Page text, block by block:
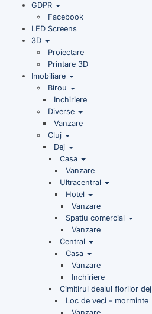
GDPR
Facebook
LED Screens
3D
Proiectare
Printare 3D
Imobiliare
Birou
Inchiriere
Diverse
Vanzare
Cluj
Dej
Casa
Vanzare
Ultracentral
Hotel
Vanzare
Spatiu comercial
Vanzare
Central
Casa
Vanzare
Inchiriere
Cimitirul dealul florilor dej
Loc de veci - morminte